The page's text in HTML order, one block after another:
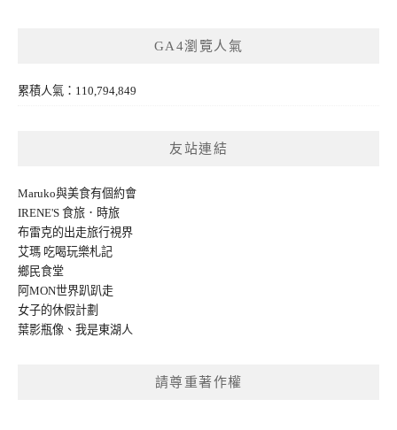
GA4瀏覽人氣
累積人氣：110,794,849
友站連結
Maruko與美食有個約會
IRENE'S 食旅．時旅
布雷克的出走旅行視界
艾瑪 吃喝玩樂札記
鄉民食堂
阿MON世界趴趴走
女子的休假計劃
葉影瓶像 、 我是東湖人
請尊重著作權